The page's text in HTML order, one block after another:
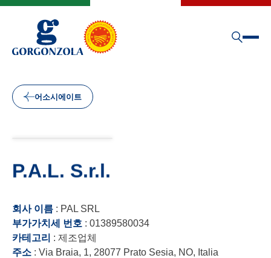
어소시에이트
P.A.L. S.r.l.
회사 이름 : PAL SRL
부가가치세 번호 : 01389580034
카테고리 : 제조업체
주소 : Via Braia, 1, 28077 Prato Sesia, NO, Italia